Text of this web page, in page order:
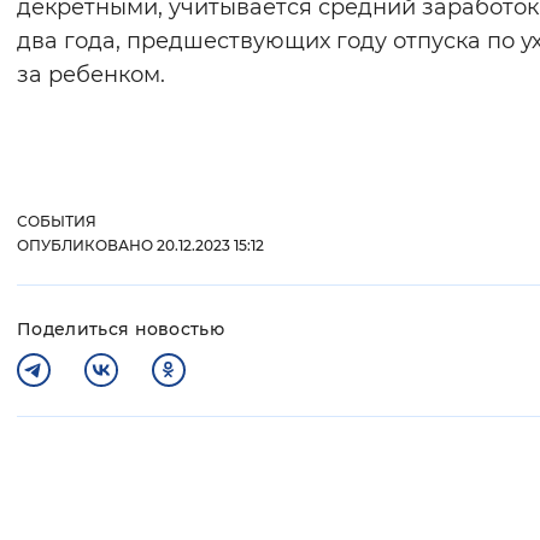
декретными, учитывается средний
два года, предшествующих году отпуска по
за ребенком.
СОБЫТИЯ
ОПУБЛИКОВАНО 20.12.2023 15:12
Поделиться новостью